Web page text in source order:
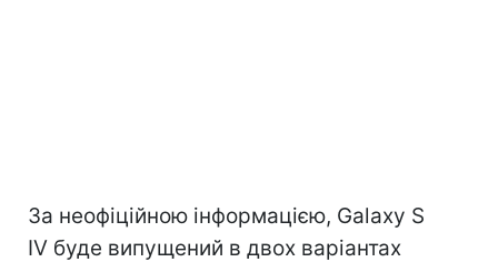
За неофіційною інформацією, Galaxy S
IV буде випущений в двох варіантах